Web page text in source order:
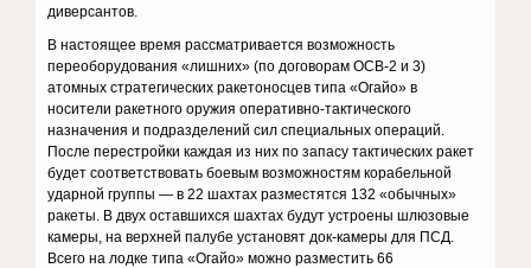
диверсантов.
В настоящее время рассматривается возможность
переоборудова­ния «лишних» (по договорам ОСВ-2 и 3)
атомных стратегических ракетоносцев типа «Огайо» в
носители ракетного оружия оперативно-тактического
назначения и подразделений сил специальных опе­раций.
После перестройки каждая из них по запасу тактических ра­кет
будет соответствовать боевым возможностям корабельной
ударной группы — в 22 шахтах разместятся 132 «обычных»
ракеты. В двух оставшихся шахтах будут устроены шлюзовые
камеры, на верх­ней палубе установят док-камеры для ПСД.
Всего на лодке типа «Огайо» можно разместить 66